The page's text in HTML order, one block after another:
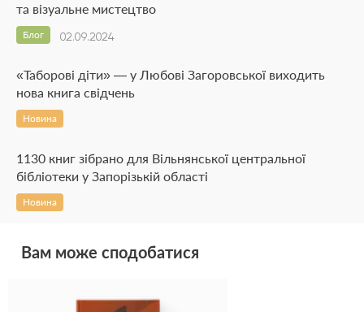
та візуальне мистецтво
02.09.2024
Блог
«Таборові діти» — у Любові Загоровської виходить
нова книга свідчень
Новина
1130 книг зібрано для Вільнянської центральної
бібліотеки у Запорізькій області
Новина
Вам може сподобатися